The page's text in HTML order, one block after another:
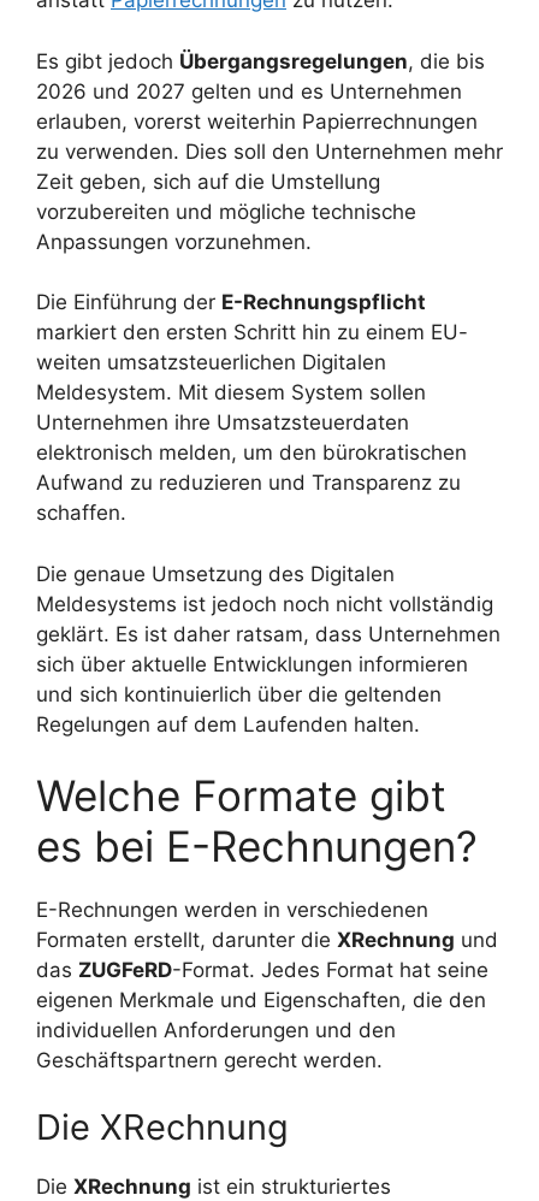
Es gibt jedoch Übergangsregelungen, die bis
2026 und 2027 gelten und es Unternehmen
erlauben, vorerst weiterhin Papierrechnungen
zu verwenden. Dies soll den Unternehmen mehr
Zeit geben, sich auf die Umstellung
vorzubereiten und mögliche technische
Anpassungen vorzunehmen.
Die Einführung der E-Rechnungspflicht
markiert den ersten Schritt hin zu einem EU-
weiten umsatzsteuerlichen Digitalen
Meldesystem. Mit diesem System sollen
Unternehmen ihre Umsatzsteuerdaten
elektronisch melden, um den bürokratischen
Aufwand zu reduzieren und Transparenz zu
schaffen.
Die genaue Umsetzung des Digitalen
Meldesystems ist jedoch noch nicht vollständig
geklärt. Es ist daher ratsam, dass Unternehmen
sich über aktuelle Entwicklungen informieren
und sich kontinuierlich über die geltenden
Regelungen auf dem Laufenden halten.
Welche Formate gibt
es bei E-Rechnungen?
E-Rechnungen werden in verschiedenen
Formaten erstellt, darunter die XRechnung und
das ZUGFeRD-Format. Jedes Format hat seine
eigenen Merkmale und Eigenschaften, die den
individuellen Anforderungen und den
Geschäftspartnern gerecht werden.
Die XRechnung
Die XRechnung ist ein strukturiertes